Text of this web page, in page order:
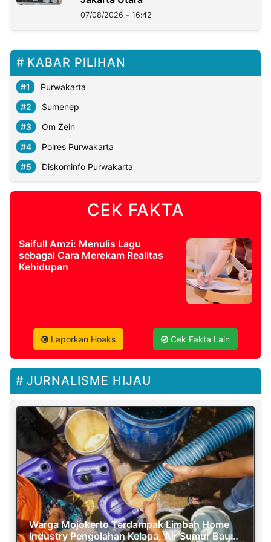
07/08/2026 - 16:42
KABAR PILIHAN
Purwakarta
Sumenep
Om Zein
Polres Purwakarta
Diskominfo Purwakarta
CEK FAKTA
Saifull Amzi: Menulis Lagu
sebagai Cara Merekam Realitas
Kehidupan
Laporkan Hoaks Cek Fakta Lain
JURNALISME HIJAU
Warga Mojokerto Terdampak Limbah Home
Industry Pengolahan Kelapa, Air Sumur Bau